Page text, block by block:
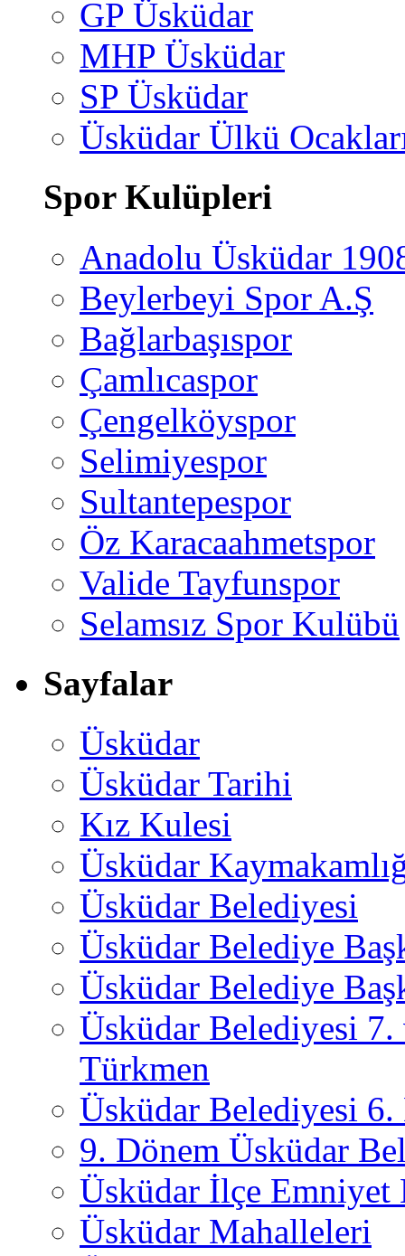
GP Üsküdar
MHP Üsküdar
SP Üsküdar
Üsküdar Ülkü
Spor Kulüpleri
Anadolu Üsküdar
Beylerbeyi Spor A.Ş
Bağlarbaşıspor
Çamlıcaspor
Çengelköyspor
Selimiyespor
Sultantepespor
Öz Karacaahmetspor
Valide Tayfunspor
Selamsız Spor Kulübü
Sayfalar
Üsküdar
Üsküdar Tarihi
Kız Kulesi
Üsküdar
Üsküdar Belediyesi
Üsküdar Belediye
Üsküdar Belediye
Üsküdar Belediyesi
Türkmen
Üsküdar Belediyesi 6.
9. Dönem Üsküdar
Üsküdar İlçe
Üsküdar Mahalleleri